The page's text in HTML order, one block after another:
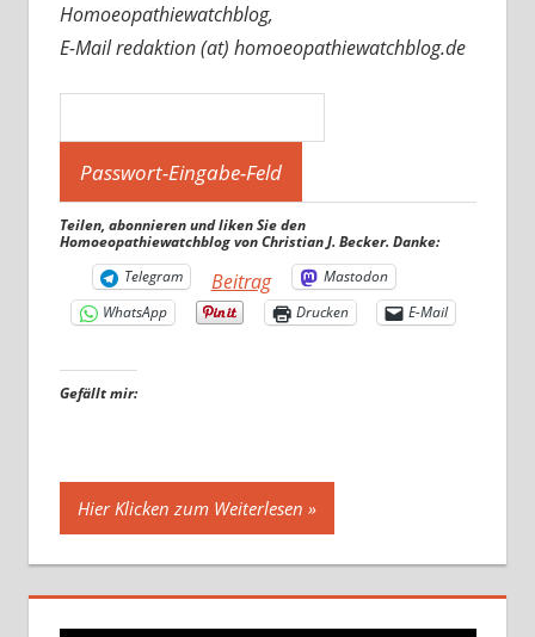
Homoeopathiewatchblog,
E-Mail redaktion (at) homoeopathiewatchblog.de
Teilen, abonnieren und liken Sie den
Homoeopathiewatchblog von Christian J. Becker. Danke:
Telegram
Beitrag
Mastodon
WhatsApp
Drucken E-Mail
Gefällt mir:
Hier Klicken zum Weiterlesen